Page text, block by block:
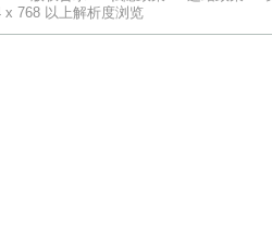
x 768 以上解析度浏览